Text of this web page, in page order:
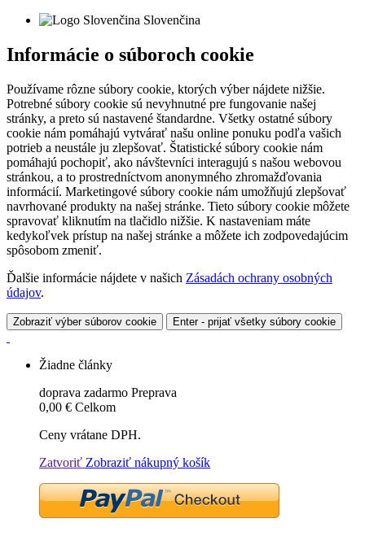
Slovenčina
Informácie o súboroch cookie
Používame rôzne súbory cookie, ktorých výber nájdete nižšie.
Potrebné súbory cookie sú nevyhnutné pre fungovanie našej
stránky, a preto sú nastavené štandardne. Všetky ostatné súbory
cookie nám pomáhajú vytvárať našu online ponuku podľa vašich
potrieb a neustále ju zlepšovať. Štatistické súbory cookie nám
pomáhajú pochopiť, ako návštevníci interagujú s našou webovou
stránkou, a to prostredníctvom anonymného zhromažďovania
informácií. Marketingové súbory cookie nám umožňujú zlepšovať
navrhované produkty na našej stránke. Tieto súbory cookie môžete
spravovať kliknutím na tlačidlo nižšie. K nastaveniam máte
kedykoľvek prístup na našej stránke a môžete ich zodpovedajúcim
spôsobom zmeniť.
Ďalšie informácie nájdete v našich Zásadách ochrany osobných
údajov.
Zobraziť výber súborov cookie Enter - prijať všetky súbory cookie
Žiadne články
doprava zadarmo Preprava
0,00 € Celkom
Ceny vrátane DPH.
Zatvoriť Zobraziť nákupný košík